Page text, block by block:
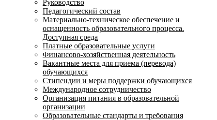
Руководство
Педагогический состав
Материально-техническое обеспечение и
оснащенность образовательного процесса.
Доступная среда
Платные образовательные услуги
Финансово-хозяйственная деятельность
Вакантные места для приема (перевода)
обучающихся
Стипендии и меры поддержки обучающихся
Международное сотрудничество
Организация питания в образовательной
организации
Образовательные стандарты и требования